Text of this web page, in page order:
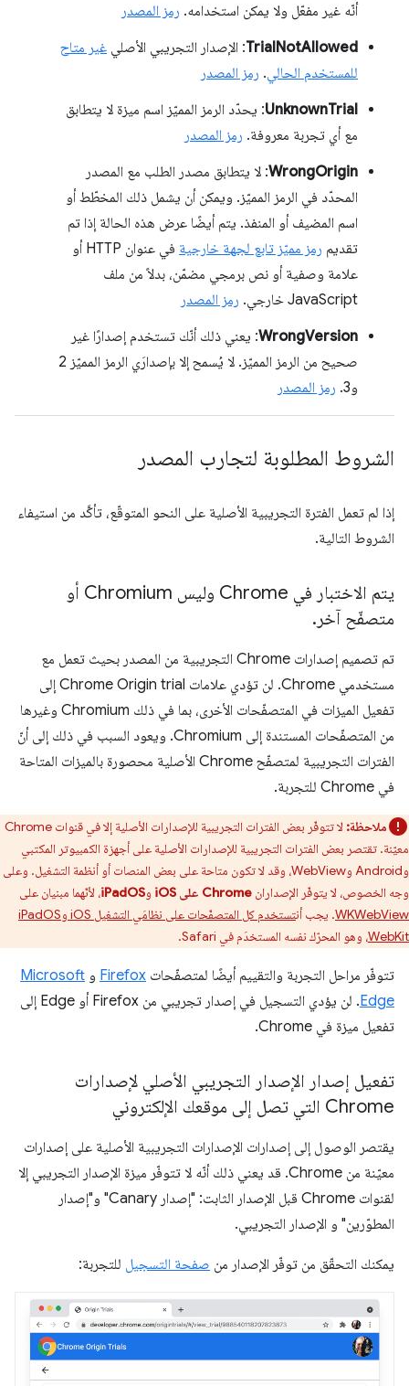
أنّه غير مفعّل ولا يمكن استخدامه. رمز المصدر
TrialNotAllowed: الإصدار التجريبي الأصلي غير متاح
للمستخدم الحالي. رمز المصدر
UnknownTrial: يحدّد الرمز المميّز اسم ميزة لا يتطابق
مع أي تجربة معروفة. رمز المصدر
WrongOrigin: لا يتطابق مصدر الطلب مع المصدر
المحدّد في الرمز المميّز. ويمكن أن يشمل ذلك المخطّط أو
اسم المضيف أو المنفذ. يتم أيضًا عرض هذه الحالة إذا تم
تقديم رمز مميّز تابع لجهة خارجية
في عنوان HTTP أو
علامة وصفية أو نص برمجي مضمّن، بدلاً من ملف
JavaScript خارجي.
رمز المصدر
WrongVersion: يعني ذلك أنّك تستخدم إصدارًا غير
صحيح من الرمز المميّز. لا يُسمح إلا بإصدارَي الرمز المميّز 2
و3.
رمز المصدر
الشروط المطلوبة لتجارب المصدر
إذا لم تعمل الفترة التجريبية الأصلية على النحو المتوقّع، تأكَّد من استيفاء
الشروط التالية.
يتم الاختبار في Chrome وليس Chromium أو
متصفّح آخر .
تم تصميم إصدارات Chrome التجريبية من المصدر بحيث تعمل مع
مستخدمي Chrome. لن تؤدي علامات Chrome Origin trial إلى
تفعيل الميزات في المتصفّحات الأخرى، بما في ذلك Chromium وغيرها
من المتصفّحات المستندة إلى Chromium. ويعود السبب في ذلك إلى أنّ
الفترات التجريبية لمتصفّح Chrome الأصلية محصورة بالميزات المتاحة
في Chrome للتجربة.
ملاحظة:
لا تتوفّر بعض الفترات التجريبية للإصدارات الأصلية إلا في قنوات Chrome
معيّنة. تقتصر بعض الفترات التجريبية للإصدارات الأصلية على أجهزة الكمبيوتر المكتبي
وAndroid وWebView، وقد لا تكون متاحة على بعض المنصات أو أنظمة التشغيل. وعلى
وجه الخصوص، لا يتوفّر الإصداران Chrome على iOS وiPadOS، لأنّهما مبنيان على
WKWebView. يجب أن
تستخدم كل المتصفّحات على نظامَي التشغيل iOS وiPadOS
WebKit، وهو المحرّك نفسه المستخدَم في Safari.
تتوفّر مراحل التجربة والتقييم أيضًا لمتصفّحات Firefox و Microsoft
Edge
. لن يؤدي التسجيل في إصدار تجريبي من Firefox أو Edge إلى
تفعيل ميزة في Chrome.
تفعيل إصدار الإصدار التجريبي الأصلي لإصدارات
Chrome التي تصل إلى موقعك الإلكتروني
يقتصر الوصول إلى إصدارات الإصدارات التجريبية الأصلية على إصدارات
معيّنة من Chrome. قد يعني ذلك أنّه لا تتوفّر ميزة الإصدار التجريبي إلا
لقنوات Chrome قبل الإصدار الثابت: "إصدار Canary" و"إصدار
المطوّرين" و الإصدار التجريبي.
يمكنك التحقّق من توفّر الإصدار من صفحة التسجيل للتجربة: